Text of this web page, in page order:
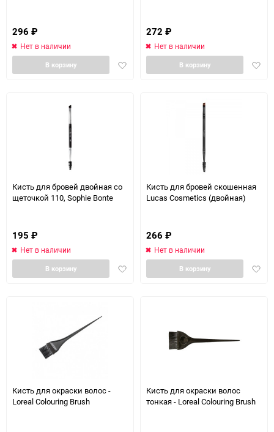
296 ₽
Нет в наличии
Добавить
В корзину
272 ₽
Нет в наличии
В корзину
Кисть для бровей двойная со
щеточкой 110, Sophie Bonte
195 ₽
Нет в наличии
Добавить
В корзину
Кисть для бровей скошенная
Lucas Cosmetics (двойная)
266 ₽
Нет в наличии
В корзину
Кисть для окраски волос -
Loreal Colouring Brush
Кисть для окраски волос
тонкая - Loreal Colouring Brush